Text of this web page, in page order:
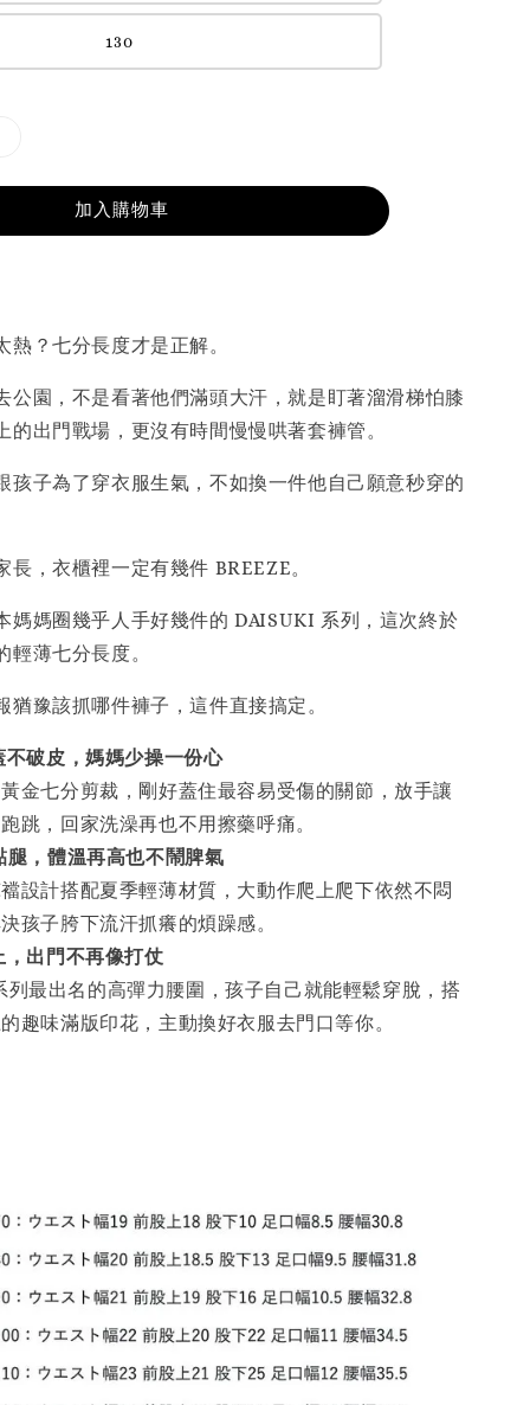
130
加入購物車
熱？七分長度才是正解。
公園，不是看著他們滿頭大汗，就是盯著溜滑梯怕膝
的出門戰場，更沒有時間慢慢哄著套褲管。
孩子為了穿衣服生氣，不如換一件他自己願意秒穿的
長，衣櫃裡一定有幾件 BREEZE。
媽媽圈幾乎人手好幾件的 DAISUKI 系列，這次終於
輕薄七分長度。
猶豫該抓哪件褲子，這件直接搞定。
不破皮，媽媽少操一份心
金七分剪裁，剛好蓋住最容易受傷的關節，放手讓
跳，回家洗澡再也不用擦藥呼痛。
腿，體溫再高也不鬧脾氣
設計搭配夏季輕薄材質，大動作爬上爬下依然不悶
孩子胯下流汗抓癢的煩躁感。
，出門不再像打仗
列最出名的高彈力腰圍，孩子自己就能輕鬆穿脫，搭
趣味滿版印花，主動換好衣服去門口等你。